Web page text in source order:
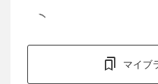
マイブ